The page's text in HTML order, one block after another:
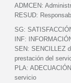
ADMCEN:
RESUD:
SG:
INF:
SEN: SENCILLEZ
prestación del
PLA:
servicio